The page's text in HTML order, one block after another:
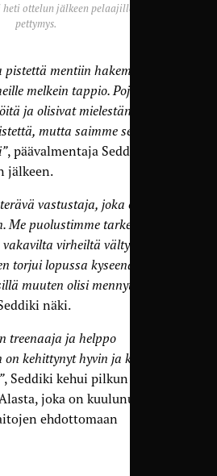
ottelun jälkeen pelaajille raskas
pettymys.
mentiin hakemaan,
melkein tappio. Pojat tekivät
ja olisivat mielestäni
mutta saimme sentään
, päävalmentaja Seddiki
jälkeen.
vastustaja, joka oli
puolustimme tarkemmin
virheiltä vältyttiin.
torjui lopussa kyseenalaisen
muuten olisi mennyt hieno
näki.
treenaaja ja helppo
kehittynyt hyvin ja kehittyy
, Seddiki kehui pilkun
joka on kuulunut koko
ehdottomaan